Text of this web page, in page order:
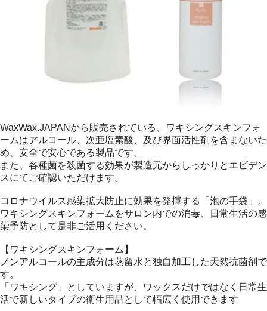
WaxWax.JAPANから販売されている、ワキシングスキンフォ
ームはアルコール、次亜塩素酸、及び界面活性剤を含まないた
め、安全で安心である製品です。
また、各種菌を殺菌する効果が製造元からしっかりとエビデン
スにてご確認いただけます。
コロナウイルス感染拡大防止に効果を発揮する「泡の手袋」。
ワキシングスキンフォームをサロン内での消毒、日常生活の感
染予防として是非ご活用ください。
【ワキシングスキンフォーム】
ノンアルコールの主成分は蒸留水と独自加工した天然抗菌剤で
す。
「ワキシング」としていますが、ワックスだけではなく日常生
活で新しいタイプの衛生用品として幅広く使用できます